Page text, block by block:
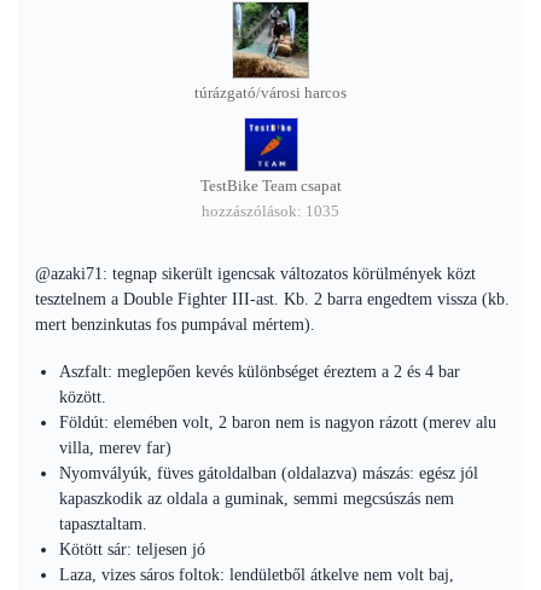
túrázgató/városi harcos
TestBike Team csapat
hozzászólások: 1035
@azaki71: tegnap sikerült igencsak változatos körülmények közt
tesztelnem a Double Fighter III-ast. Kb. 2 barra engedtem vissza (kb.
mert benzinkutas fos pumpával mértem).
Aszfalt: meglepően kevés különbséget éreztem a 2 és 4 bar
között.
Földút: elemében volt, 2 baron nem is nagyon rázott (merev alu
villa, merev far)
Nyomvályúk, füves gátoldalban (oldalazva) mászás: egész jól
kapaszkodik az oldala a guminak, semmi megcsúszás nem
tapasztaltam.
Kötött sár: teljesen jó
Laza, vizes sáros foltok: lendületből átkelve nem volt baj,